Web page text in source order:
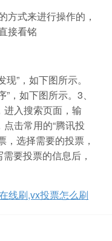
方式来进行操作的，
接看铭
”，如下图所示。
，如下图所示。3、
进入搜索页面，输
点击常用的“腾讯投
，选择需要的投票，
要投票的信息后，
线刷,vx投票怎么刷